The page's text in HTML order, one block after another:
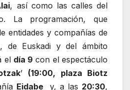
, así como las calles del
La programación, que
entidades y compañías de
de Euskadi y del ámbito
el día 9 con el espectáculo
’ (19:00, plaza Biotz
Eidabey, a las 20:30,